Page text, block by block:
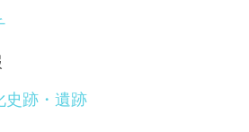
史跡・遺跡